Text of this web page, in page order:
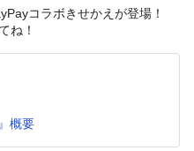
コラボきせかえが登場！
ね！
概要